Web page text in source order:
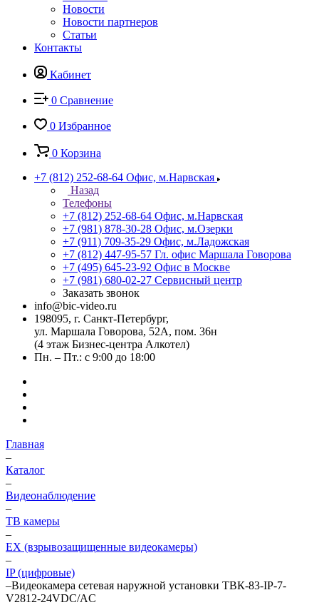
Новости
Новости партнеров
Статьи
Контакты
Кабинет
0 Сравнение
0 Избранное
0 Корзина
+7 (812) 252-68-64 Офис, м.Нарвская
Назад
Телефоны
+7 (812) 252-68-64 Офис, м.Нарвская
+7 (981) 878-30-28 Офис, м.Озерки
+7 (911) 709-35-29 Офис, м.Ладожская
+7 (812) 447-95-57 Гл. офис Маршала Говорова
+7 (495) 645-23-92 Офис в Москве
+7 (981) 680-02-27 Сервисный центр
Заказать звонок
info@bic-video.ru
198095, г. Санкт-Петербург,
ул. Маршала Говорова, 52А, пом. 36н
(4 этаж Бизнес-центра Алкотел)
Пн. – Пт.: с 9:00 до 18:00
Главная
–
Каталог
–
Видеонаблюдение
–
ТВ камеры
–
EX (взрывозащищенные видеокамеры)
–
IP (цифровые)
–Видеокамера сетевая наружной установки ТВК-83-IP-7-
V2812-24VDC/AC